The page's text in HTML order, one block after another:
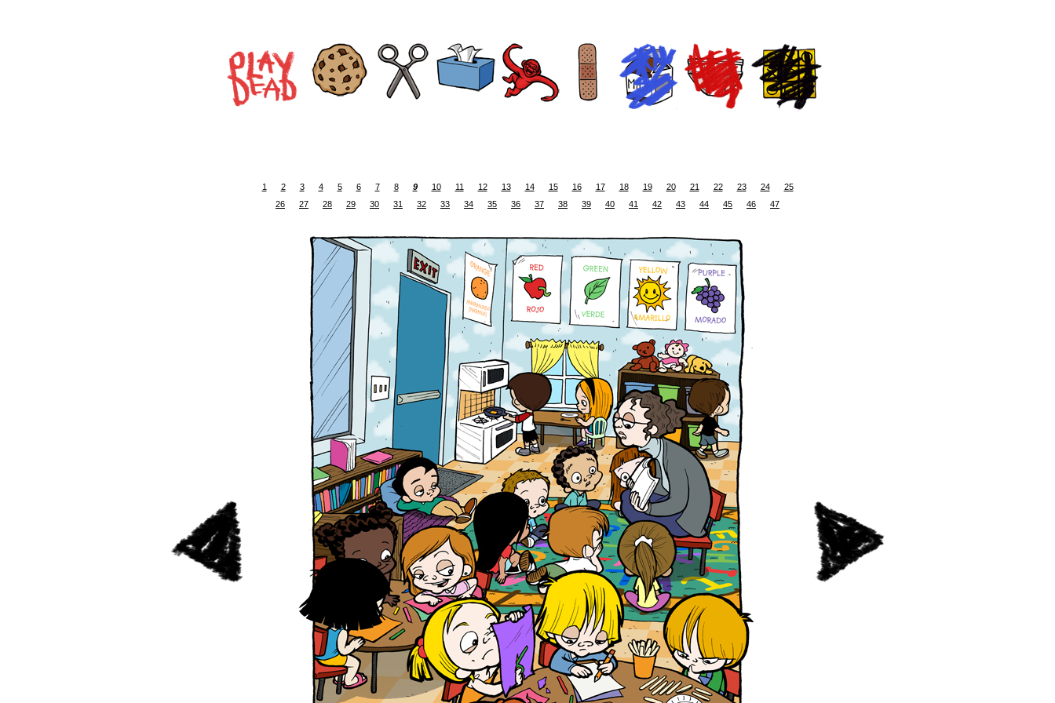
1 2 3 4 5 6 7 8 9 10 11 12 13 14 15 16 17 18 19 20 21 22 23 24
25
26
27 28 29 30 31 32 33 34 35 36 37 38 39 40 41 42 43 44 45 46 47